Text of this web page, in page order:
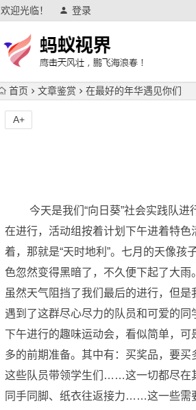
欢迎光临！ 登录
首页 文章鉴赏 在最好的年华遇见你们
A+
今天是我们“向日葵”社会实践队进
在进行，活动组按着计划下午进着特
着，那就是“天时地利”。七月的天像
色忽然变得黑暗了，不久便下起了大雨。
虽然天气阻挡了我们最后的进行，但
遇到了这群尽心尽力的队员和可爱的同
下午进行的趣味运动会，看似简单，
多的前期准备。其中有：买奖品，要
这些队员带领学生们……这一切都尽在
同手同脚、纸衣往返接力……这一些需